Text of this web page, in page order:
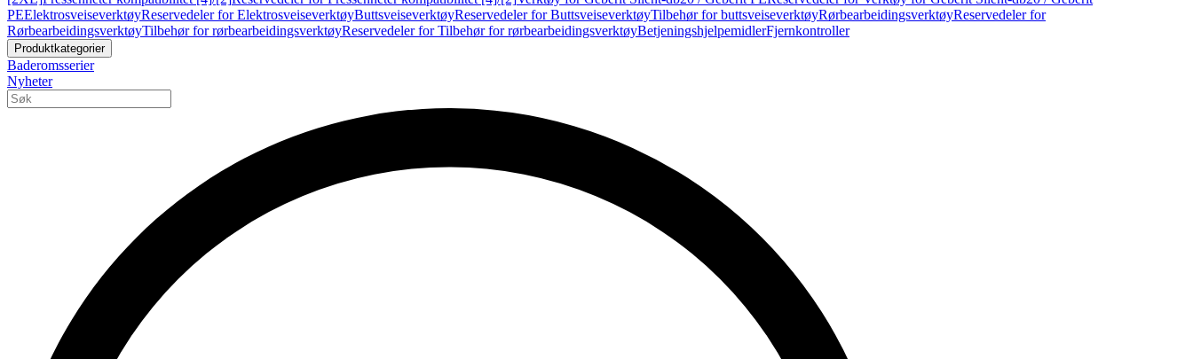
PEElektrosveiseverktøyReservedeler for ElektrosveiseverktøyButtsveiseverktøyReservedeler for ButtsveiseverktøyTilbehør for buttsveiseverktøyRørbearbeidingsverktøyReservedeler for
RørbearbeidingsverktøyTilbehør for rørbearbeidingsverktøyReservedeler for Tilbehør for rørbearbeidingsverktøyBetjeningshjelpemidlerFjernkontroller
Produktkategorier
Baderomsserier
Nyheter